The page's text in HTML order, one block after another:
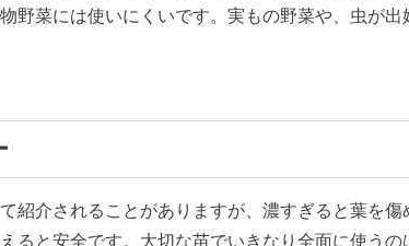
野菜には使いにくいです。実もの野菜や、虫が出
紹介されることがありますが、濃すぎると葉を傷
ると安全です。大切な苗でいきなり全面に使うの